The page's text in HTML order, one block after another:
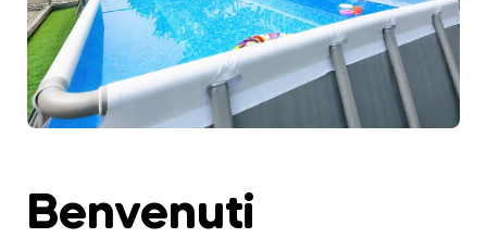
Benvenuti